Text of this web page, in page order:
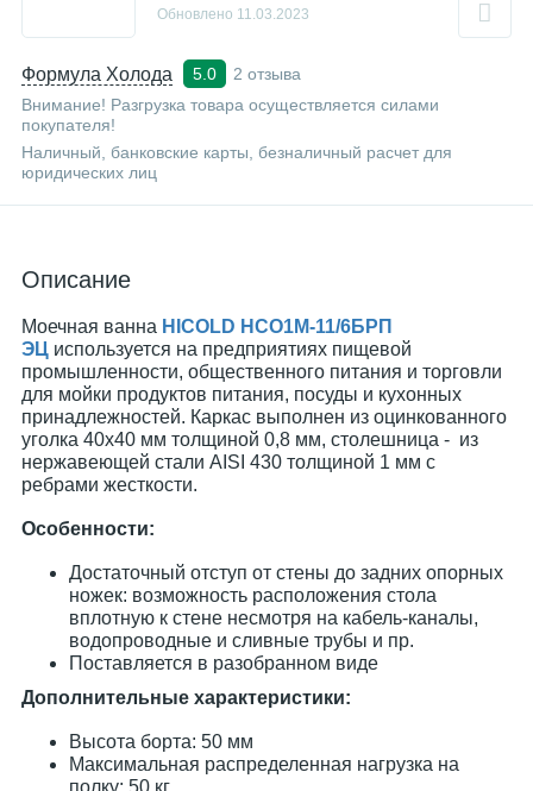
Формула Холода 5.0
2 отзыва
Внимание! Разгрузка товара осуществляется силами
покупателя!
Наличный, банковские карты, безналичный расчет для
юридических лиц
Обновлено 11.03.2023
Описание
Моечная ванна HICOLD НСО1М-11/6БРП
ЭЦ используется на предприятиях пищевой
промышленности, общественного питания и торговли
для мойки продуктов питания, посуды и кухонных
принадлежностей. Каркас выполнен из оцинкованного
уголка 40x40 мм толщиной 0,8 мм, столешница - из
нержавеющей стали AISI 430 толщиной 1 мм с
ребрами жесткости.
Особенности:
Достаточный отступ от стены до задних опорных
ножек: возможность расположения стола
вплотную к стене несмотря на кабель-каналы,
водопроводные и сливные трубы и пр.
Поставляется в разобранном виде
Дополнительные характеристики:
Высота борта: 50 мм
Максимальная распределенная нагрузка на
полку: 50 кг